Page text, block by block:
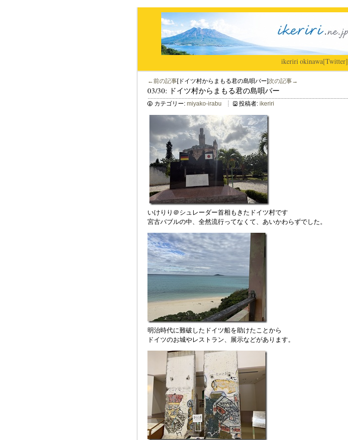
ikeriri|okinawa[Twitter]
←前の記事[ドイツ村からまもる君の島唄バー]次の記事→
03/30: ドイツ村からまもる君の島唄バー
カテゴリー: miyako-irabu 投稿者: ikeriri
いけりり＠シュレーダー首相もきたドイツ村です
宮古バブルの中、全然流行ってなくて、あいかわらずでした。
明治時代に難破したドイツ船を助けたことから
ドイツのお城やレストラン、展示などがあります。